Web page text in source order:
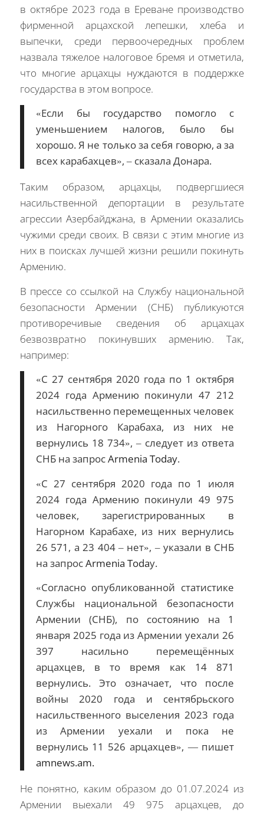
в октябре 2023 года в Ереване производство
фирменной арцахской лепешки, хлеба и
выпечки, среди первоочередных проблем
назвала тяжелое налоговое бремя и отметила,
что многие арцахцы нуждаются в поддержке
государства в этом вопросе.
«Если бы государство помогло с
уменьшением налогов, было бы
хорошо. Я не только за себя говорю, а за
всех карабахцев», – сказала Донара.
Таким образом, арцахцы, подвергшиеся
насильственной депортации в результате
агрессии Азербайджана, в Армении оказались
чужими среди своих. В связи с этим многие из
них в поисках лучшей жизни решили покинуть
Армению.
В прессе со ссылкой на Службу национальной
безопасности Армении (СНБ) публикуются
противоречивые сведения об арцахцах
безвозвратно покинувших армению. Так,
например:
«С 27 сентября 2020 года по 1 октября
2024 года Армению покинули 47 212
насильственно перемещенных человек
из Нагорного Карабаха, из них не
вернулись 18 734», – следует из ответа
СНБ на запросArmenia Today.
«С 27 сентября 2020 года по 1 июля
2024 года Армению покинули 49 975
человек, зарегистрированных в
Нагорном Карабахе, из них вернулись
26 571, а 23 404 – нет», – указали в СНБ
на запросArmenia Today.
«Согласно опубликованной статистике
Службы национальной безопасности
Армении (СНБ), по состоянию на 1
января 2025 года из Армении уехали 26
397 насильно перемещённых
арцахцев, в то время как 14 871
вернулись. Это означает, что после
войны 2020 года и сентябрьского
насильственного выселения 2023 года
из Армении уехали и пока не
вернулись 11 526 арцахцев», — пишет
amnews.am.
Не понятно, каким образом до 01.07.2024 из
Армении выехали 49 975 арцахцев, до